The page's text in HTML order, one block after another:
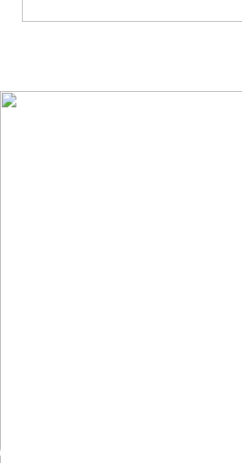
ら生まれた